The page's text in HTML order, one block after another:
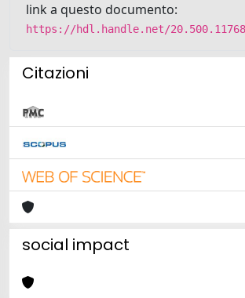
link a questo documento:
https://hdl.handle.net/
Citazioni
social impact